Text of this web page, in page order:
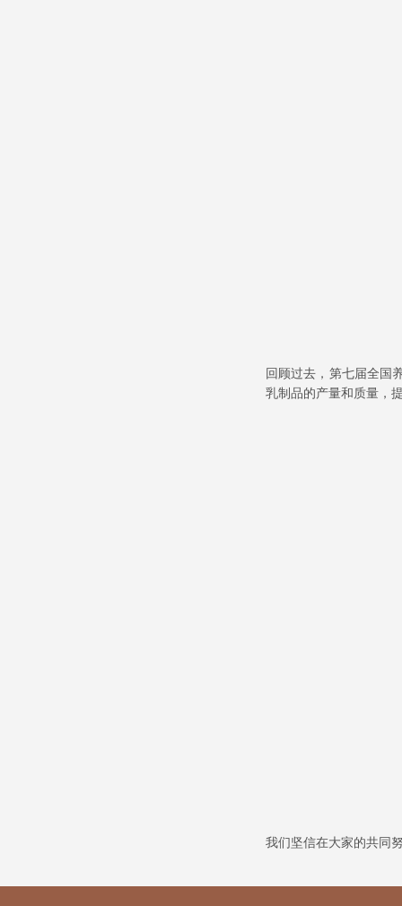
回顾过去，第七届全国
乳制品的产量和质量，
我们坚信在大家的共同